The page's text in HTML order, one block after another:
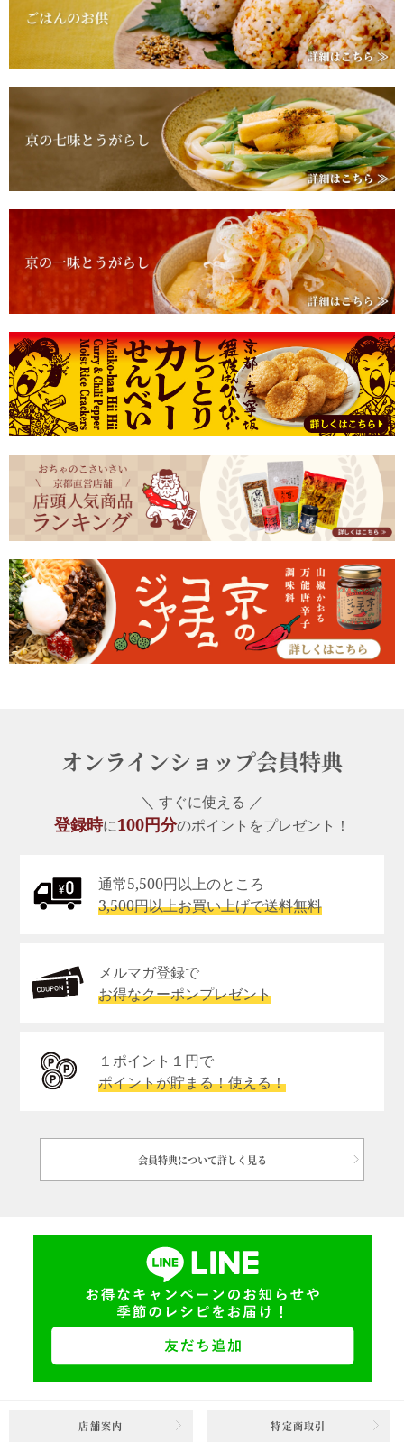
オンラインショップ会員特典
＼ すぐに使える ／
登録時に100円分のポイントをプレゼント！
通常5,500円以上のところ
3,500円以上お買い上げで送料無料
メルマガ登録で
お得なクーポンプレゼント
１ポイント１円で
ポイントが貯まる！使える！
会員特典について詳しく見る
店舗案内 特定商取引